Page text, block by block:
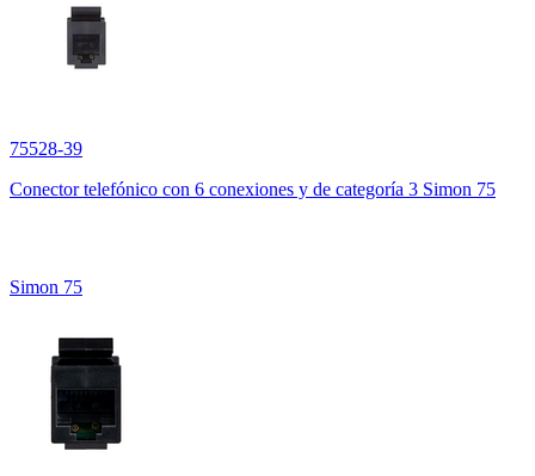
75528-39
Conector telefónico con 6 conexiones y de categoría 3 Simon 75
Simon 75